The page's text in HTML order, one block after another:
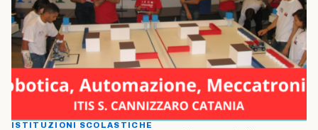
ISTITUZIONI SCOLASTICHE